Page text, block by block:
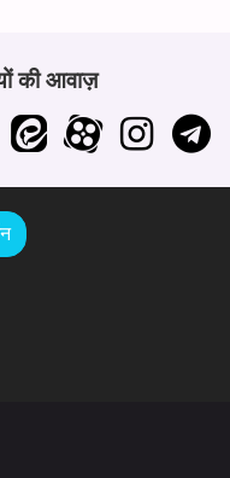
की आवाज़